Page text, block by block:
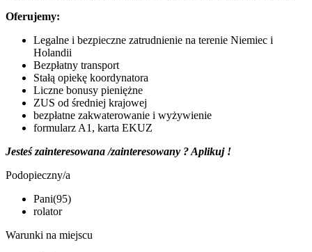
Oferujemy:
Legalne i bezpieczne zatrudnienie na terenie Niemiec i
Holandii
Bezpłatny transport
Stałą opiekę koordynatora
Liczne bonusy pieniężne
ZUS od średniej krajowej
bezpłatne zakwaterowanie i wyżywienie
formularz A1, karta EKUZ
Jesteś zainteresowana /zainteresowany ? Aplikuj !
Podopieczny/a
Pani(95)
rolator
Warunki na miejscu